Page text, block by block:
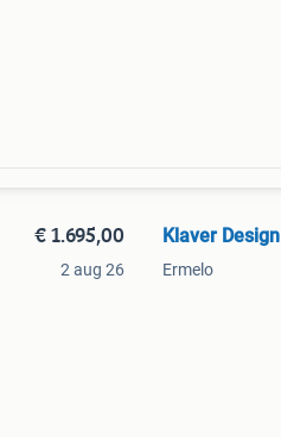
€ 1.695,00
2 aug 26
Klaver Design
Ermelo